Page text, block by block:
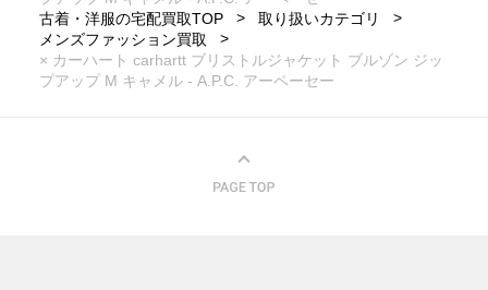
古着・洋服の宅配買取TOP
取り扱いカテゴリ
メンズファッション買取
× カーハート carhartt ブリストルジャケット ブルゾン ジッ
プアップ M キャメル - A.P.C. アーペーセー